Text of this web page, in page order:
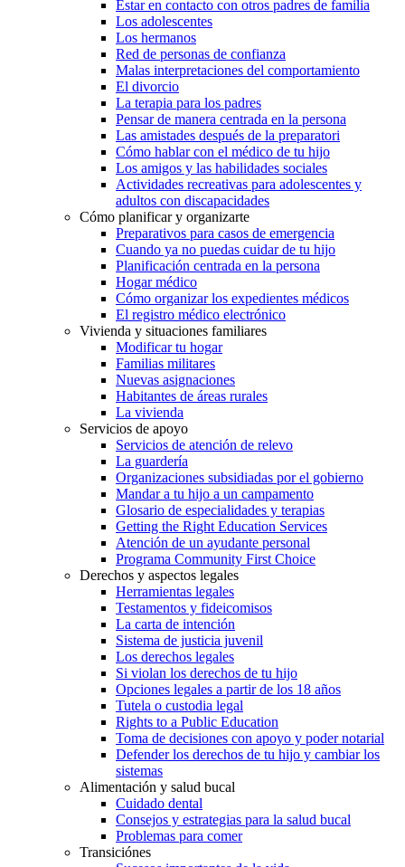
Estar en contacto con otros padres de familia
Los adolescentes
Los hermanos
Red de personas de confianza
Malas interpretaciones del comportamiento
El divorcio
La terapia para los padres
Pensar de manera centrada en la persona
Las amistades después de la preparatori
Cómo hablar con el médico de tu hijo
Los amigos y las habilidades sociales
Actividades recreativas para adolescentes y
adultos con discapacidades
Cómo planificar y organizarte
Preparativos para casos de emergencia
Cuando ya no puedas cuidar de tu hijo
Planificación centrada en la persona
Hogar médico
Cómo organizar los expedientes médicos
El registro médico electrónico
Vivienda y situaciones familiares
Modificar tu hogar
Familias militares
Nuevas asignaciones
Habitantes de áreas rurales
La vivienda
Servicios de apoyo
Servicios de atención de relevo
La guardería
Organizaciones subsidiadas por el gobierno
Mandar a tu hijo a un campamento
Glosario de especialidades y terapias
Getting the Right Education Services
Atención de un ayudante personal
Programa Community First Choice
Derechos y aspectos legales
Herramientas legales
Testamentos y fideicomisos
La carta de intención
Sistema de justicia juvenil
Los derechos legales
Si violan los derechos de tu hijo
Opciones legales a partir de los 18 años
Tutela o custodia legal
Rights to a Public Education
Toma de decisiones con apoyo y poder notarial
Defender los derechos de tu hijo y cambiar los
sistemas
Alimentación y salud bucal
Cuidado dental
Consejos y estrategias para la salud bucal
Problemas para comer
Transiciónes